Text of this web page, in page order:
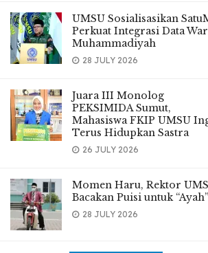
UMSU Sosialisasikan
Perkuat Integrasi Data
Muhammadiyah
28 JULY 2026
Juara III Monolog
PEKSIMIDA Sumut,
Mahasiswa FKIP UMSU
Terus Hidupkan Sastra
26 JULY 2026
Momen Haru, Rektor
Bacakan Puisi untuk “Ayah”
28 JULY 2026